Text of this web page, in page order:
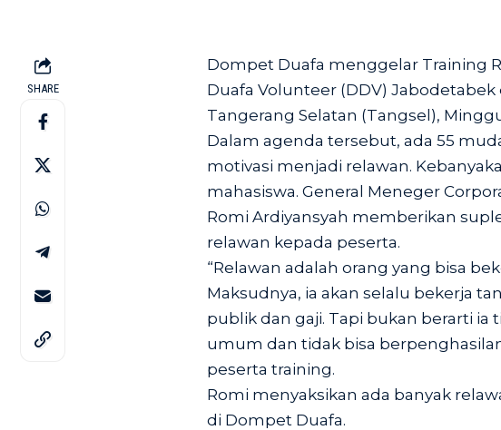
SHARE
Dompet Duafa menggelar Training
Duafa Volunteer (DDV) Jabodetabek
Tangerang Selatan (Tangsel), Minggu
Dalam agenda tersebut, ada 55
motivasi menjadi relawan.
mahasiswa. General Meneger
Romi Ardiyansyah memberikan
relawan kepada peserta.
“Relawan adalah orang yang bisa
Maksudnya, ia akan selalu bekerja
publik dan gaji. Tapi bukan berarti ia
umum dan tidak bisa
peserta training.
Romi menyaksikan ada banyak
di Dompet Duafa.